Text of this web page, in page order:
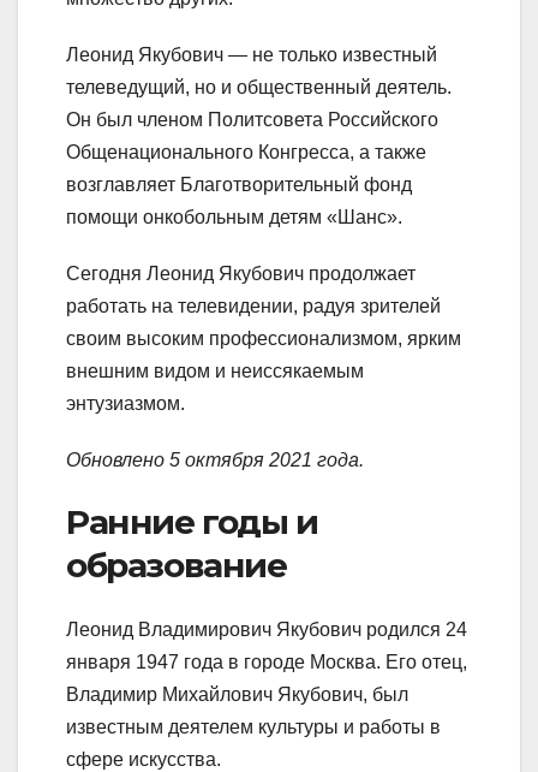
Леонид Якубович — не только известный
телеведущий, но и общественный деятель.
Он был членом Политсовета Российского
Общенационального Конгресса, а также
возглавляет Благотворительный фонд
помощи онкобольным детям «Шанс».
Сегодня Леонид Якубович продолжает
работать на телевидении, радуя зрителей
своим высоким профессионализмом, ярким
внешним видом и неиссякаемым
энтузиазмом.
Обновлено 5 октября 2021 года.
Ранние годы и
образование
Леонид Владимирович Якубович родился 24
января 1947 года в городе Москва. Его отец,
Владимир Михайлович Якубович, был
известным деятелем культуры и работы в
сфере искусства.